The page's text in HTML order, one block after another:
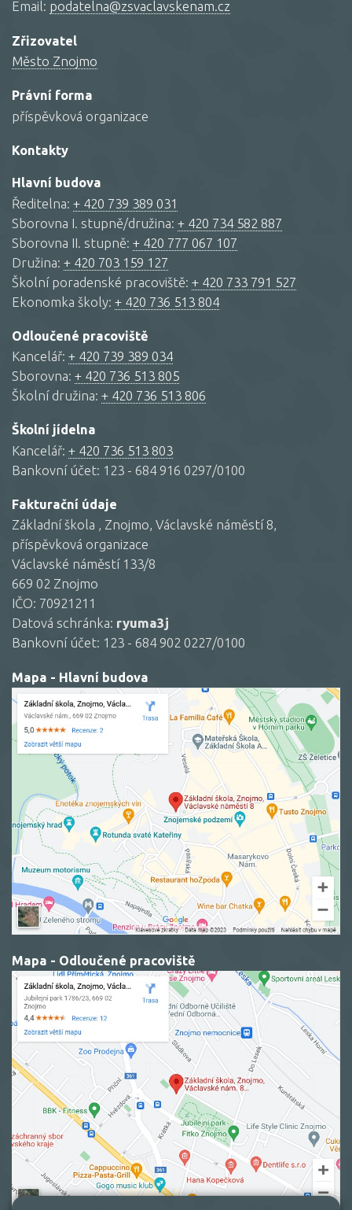
Email: podatelna@zsvaclavskenam.cz
Zřizovatel
Město Znojmo
Právní forma
příspěvková organizace
Kontakty
Hlavní budova
Ředitelna: + 420 739 389 031
Sborovna I. stupně/družina: + 420 734 582 887
Sborovna II. stupně: + 420 777 067 107
Družina: + 420 703 159 127
Školní poradenské pracoviště: + 420 733 791 527
Ekonomka školy: + 420 736 513 804
Odloučené pracoviště
Kancelář: + 420 739 389 034
Sborovna: + 420 736 513 805
Školní družina: + 420 736 513 806
Školní jídelna
Kancelář: + 420 736 513 803
Bankovní účet: 123 - 684 916 0297/0100
Fakturační údaje
Základní škola , Znojmo, Václavské náměstí 8,
příspěvková organizace
Václavské náměstí 133/8
669 02 Znojmo
IČO: 70921211
Datová schránka: ryuma3j
Bankovní účet: 123 - 684 902 0227/0100
Mapa - Hlavní budova
Mapa - Odloučené pracoviště